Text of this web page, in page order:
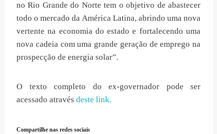
no Rio Grande do Norte tem o objetivo de abastecer
todo o mercado da América Latina, abrindo uma nova
vertente na economia do estado e fortalecendo uma
nova cadeia com uma grande geração de emprego na
prospecção de energia solar”.
O texto completo do ex-governador pode ser
acessado através deste link.
Compartilhe nas redes sociais